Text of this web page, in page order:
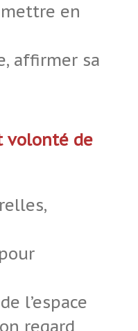
en
affirmer sa
volonté de
l’espace
regard